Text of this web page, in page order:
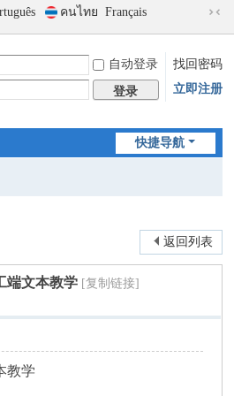
คนไทย Français
到
版
自动登录
找回密码
登录 立即注册
快捷导航
返回列表
端文本教学 [复制链接]
教学